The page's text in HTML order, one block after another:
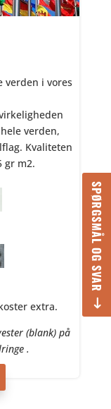
SPØRGSMÅL OG SVAR
verden i vores
verden,
Kvaliteten
gr m2.
extra.
(blank) på
.